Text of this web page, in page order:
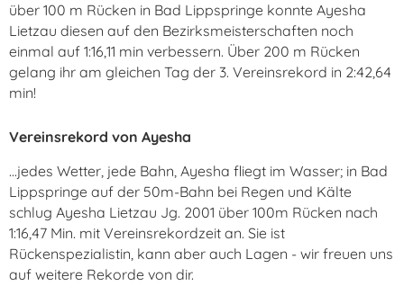
über 100 m Rücken in Bad Lippspringe konnte Ayesha
Lietzau diesen auf den Bezirksmeisterschaften noch
einmal auf 1:16,11 min verbessern. Über 200 m Rücken
gelang ihr am gleichen Tag der 3. Vereinsrekord in 2:42,64
min!
Vereinsrekord von Ayesha
...jedes Wetter, jede Bahn, Ayesha fliegt im Wasser; in Bad
Lippspringe auf der 50m-Bahn bei Regen und Kälte
schlug Ayesha Lietzau Jg. 2001 über 100m Rücken nach
1:16,47 Min. mit Vereinsrekordzeit an. Sie ist
Rückenspezialistin, kann aber auch Lagen - wir freuen uns
auf weitere Rekorde von dir.